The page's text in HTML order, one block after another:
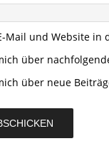
Mail und Website
über
über neue